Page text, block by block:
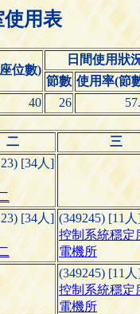
用表
位數)
日間使用狀
節數 使用率(節
40 26
二 三
[34人]
[34人] (349245) [11
控制系統穩定
電機所
(349245) [11
控制系統穩定
電機所